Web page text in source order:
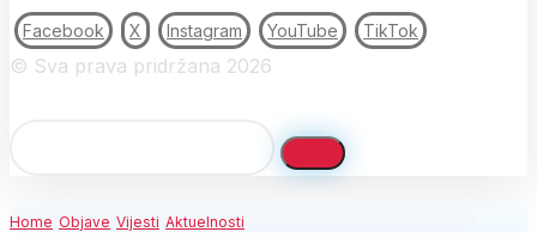
Facebook X Instagram YouTube TikTok
© Sva prava pridržana 2026
Home Objave Vijesti Aktuelnosti